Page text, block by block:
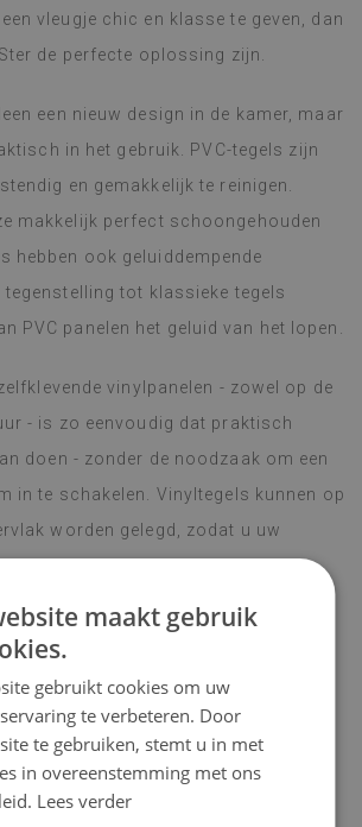
vleugje chic en klasse te geven, dan
de perfecte oplossing zijn.
een nieuw design in de kamer, maar
in het gebruik. PVC-tegels zijn
en gemakkelijk te reinigen.
makkelijk perfect schoongehouden
hebben ook geluiddempende
tegenstelling tot klassieke tegels
PVC panelen het geluid van het lopen.
vinylpanelen - zowel op de
- is zo eenvoudig dat praktisch
doen - zonder de noodzaak om een
in te schakelen. Vinyltegels kunnen op
worden gelegd, zodat u uw
kunt veranderen en een nieuwe
set van 9 tegels met een afmeting van
maakt gebruik
gebruikt cookies om uw
te verbeteren. Door
te gebruiken, stemt u in met
in overeenstemming met ons
Lees verder